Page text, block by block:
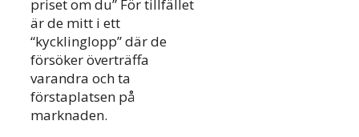
priset om du” För tillfället
är de mitt i ett
“kycklinglopp” där de
försöker överträffa
varandra och ta
förstaplatsen på
marknaden.